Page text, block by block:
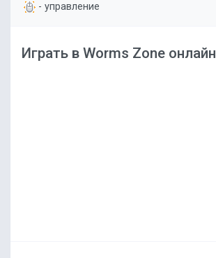
- управление
Играть в Worms Zone онлайн